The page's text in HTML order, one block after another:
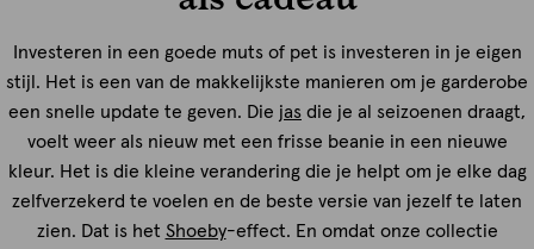
Investeren in een goede muts of pet is investeren in je eigen
stijl. Het is een van de makkelijkste manieren om je garderobe
een snelle update te geven. Die jas die je al seizoenen draagt,
voelt weer als nieuw met een frisse beanie in een nieuwe
kleur. Het is die kleine verandering die je helpt om je elke dag
zelfverzekerd te voelen en de beste versie van jezelf te laten
zien. Dat is het Shoeby-effect. En omdat onze collectie